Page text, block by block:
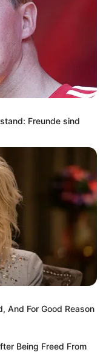
Freunde sind
And For Good Reason
Being Freed From